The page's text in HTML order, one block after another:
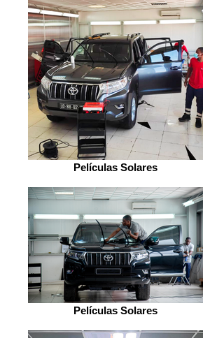
Películas Solares
Películas Solares